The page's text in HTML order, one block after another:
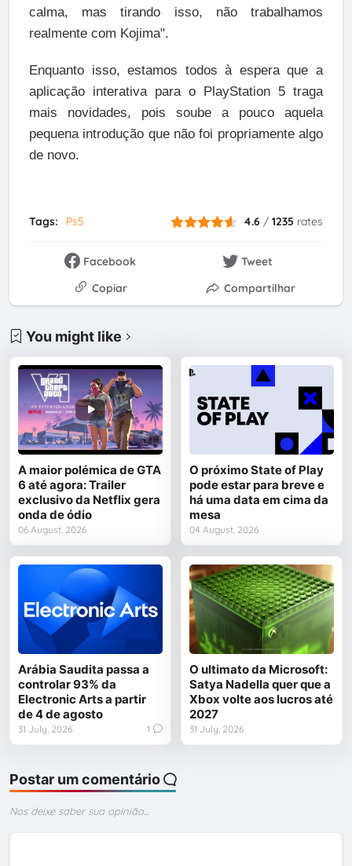
calma, mas tirando isso, não trabalhamos
realmente com Kojima".
Enquanto isso, estamos todos à espera que a
aplicação interativa para o PlayStation 5 traga
mais novidades, pois soube a pouco aquela
pequena introdução que não foi propriamente algo
de novo.
Tags: Ps5 4.6 /1235 rates
Facebook
Tweet
Copiar
Compartilhar
You might like
A maior polémica de GTA
6 até agora: Trailer
exclusivo da Netflix gera
onda de ódio
06 August, 2026
O próximo State of Play
pode estar para breve e
há uma data em cima da
mesa
04 August, 2026
Arábia Saudita passa a
controlar 93% da
Electronic Arts a partir
de 4 de agosto
31 July, 2026 1
O ultimato da Microsoft:
Satya Nadella quer que a
Xbox volte aos lucros até
2027
31 July, 2026
Postar um comentário
Nos deixe saber sua opinião...